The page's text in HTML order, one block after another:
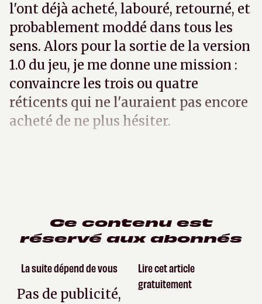
l'ont déjà acheté, labouré, retourné, et
probablement moddé dans tous les
sens. Alors pour la sortie de la version
1.0 du jeu, je me donne une mission :
convaincre les trois ou quatre
réticents qui ne l'auraient pas encore
acheté de ne plus hésiter.
Ce contenu est
réservé aux abonnés
La suite dépend de vous
Pas de publicité,
Lire cet article
gratuitement